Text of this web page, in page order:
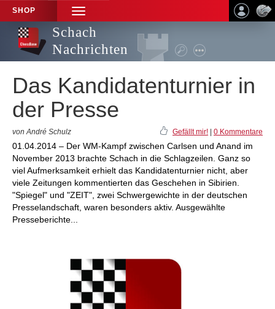
SHOP
TOGGLE
NAVIGATION
Schach
Nachrichten
Das Kandidatenturnier in
der Presse
von André Schulz Gefällt mir! 0 Kommentare
01.04.2014 – Der WM-Kampf zwischen Carlsen und Anand im
November 2013 brachte Schach in die Schlagzeilen. Ganz so
viel Aufmerksamkeit erhielt das Kandidatenturnier nicht, aber
viele Zeitungen kommentierten das Geschehen in Sibirien.
"Spiegel" und "ZEIT", zwei Schwergewichte in der deutschen
Presselandschaft, waren besonders aktiv. Ausgewählte
Presseberichte...